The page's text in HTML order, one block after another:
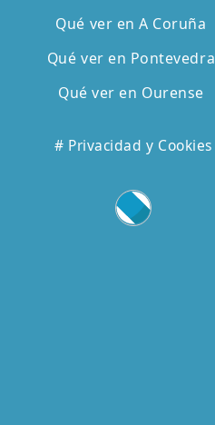
Qué ver en A Coruña
Qué ver en Pontevedra
Qué ver en Ourense
# Privacidad y Cookies